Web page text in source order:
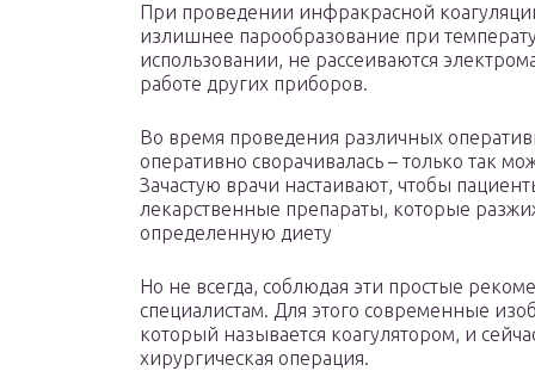
При проведении инфракрасной
излишнее парообразование при
использовании, не рассеиваются
работе других приборов.
Во время проведения различных
оперативно сворачивалась – только так
Зачастую врачи настаивают, чтобы
лекарственные препараты, которые
определенную диету
Но не всегда, соблюдая эти простые
специалистам. Для этого современные
который называется коагулятором, и
хирургическая операция.